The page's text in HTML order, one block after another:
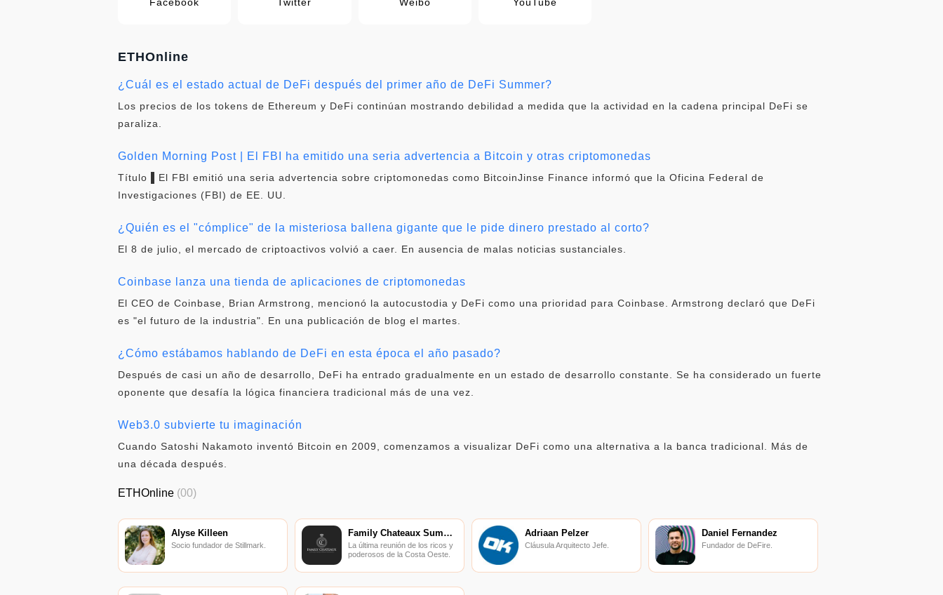
ETHOnline
¿Cuál es el estado actual de DeFi después del primer año de DeFi Summer?
Los precios de los tokens de Ethereum y DeFi continúan mostrando debilidad a medida que la actividad en la cadena principal DeFi se
paraliza.
Golden Morning Post | El FBI ha emitido una seria advertencia a Bitcoin y otras criptomonedas
Título ▌El FBI emitió una seria advertencia sobre criptomonedas como BitcoinJinse Finance informó que la Oficina Federal de
Investigaciones (FBI) de EE. UU.
¿Quién es el "cómplice" de la misteriosa ballena gigante que le pide dinero prestado al corto?
El 8 de julio, el mercado de criptoactivos volvió a caer. En ausencia de malas noticias sustanciales.
Coinbase lanza una tienda de aplicaciones de criptomonedas
El CEO de Coinbase, Brian Armstrong, mencionó la autocustodia y DeFi como una prioridad para Coinbase. Armstrong declaró que DeFi
es "el futuro de la industria". En una publicación de blog el martes.
¿Cómo estábamos hablando de DeFi en esta época el año pasado?
Después de casi un año de desarrollo, DeFi ha entrado gradualmente en un estado de desarrollo constante. Se ha considerado un fuerte
oponente que desafía la lógica financiera tradicional más de una vez.
Web3.0 subvierte tu imaginación
Cuando Satoshi Nakamoto inventó Bitcoin en 2009, comenzamos a visualizar DeFi como una alternativa a la banca tradicional. Más de
una década después.
ETHOnline (00)
Alyse Killeen
Socio fundador de Stillmark.
Family Chateaux Summit
La última reunión de los ricos y
poderosos de la Costa Oeste.
Adriaan Pelzer
Cláusula Arquitecto Jefe.
Daniel Fernandez
Fundador de DeFire.